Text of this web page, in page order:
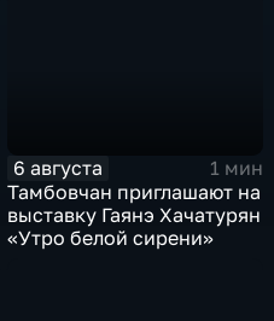
6 августа
1 мин
Тамбовчан приглашают на
выставку Гаянэ Хачатурян
«Утро белой сирени»